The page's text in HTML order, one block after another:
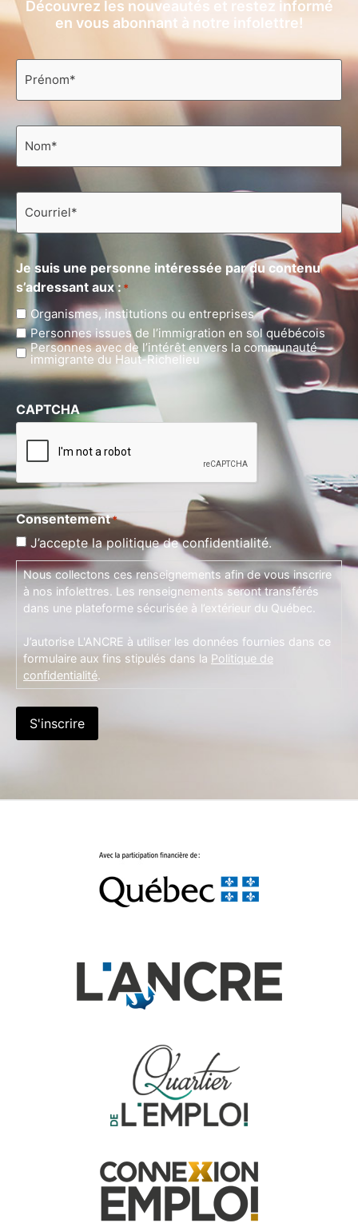
Découvrez les nouveautés et restez informé
en vous abonnant à notre infolettre!
Prénom
Nom
Courriel
Je suis une personne intéressée par du contenu
s’adressant aux : *
Organismes, institutions ou entreprises
Personnes issues de l’immigration en sol québécois
Personnes avec de l’intérêt envers la communauté
immigrante du Haut-Richelieu
CAPTCHA
Consentement*
J’accepte la politique de confidentialité.
Nous collectons ces renseignements afin de vous inscrire
à nos infolettres. Les renseignements seront transférés
dans une plateforme sécurisée à l’extérieur du Québec.
J’autorise L'ANCRE à utiliser les données fournies dans ce
formulaire aux fins stipulés dans la Politique de
confidentialité.
S'inscrire